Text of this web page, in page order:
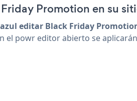
Promotion en su
editar Black Friday
el powr editor abierto se